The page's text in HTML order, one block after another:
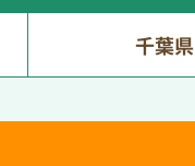
千葉県